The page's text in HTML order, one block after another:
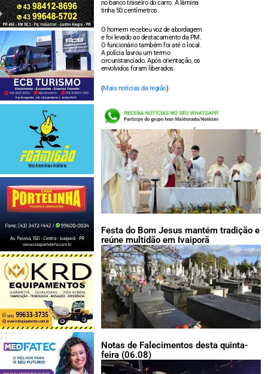
no banco traseiro do carro. A lâmina
tinha 50 centímetros.
O homem recebeu voz de abordagem
e foi levado ao destacamento da PM.
O funcionário também foi até o local.
A polícia lavrou um termo
circunstanciado. Após orientação, os
envolvidos foram liberados.
(Mais notícias da região)
LEIA TAMBÉM:
Festa do Bom Jesus mantém tradição e
reúne multidão em Ivaiporã
Notas de Falecimentos desta quinta-
feira (06.08)